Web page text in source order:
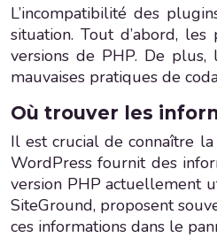
L’incompatibilité des
situation. Tout d’abord,
versions de PHP. De
mauvaises pratiques de
Où trouver les
Il est crucial de connaître
WordPress fournit des
version PHP actuellement
SiteGround, proposent
ces informations dans le